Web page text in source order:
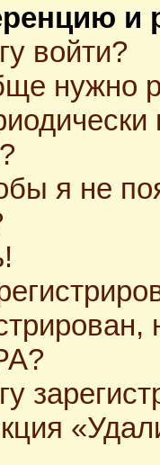
и
войти?
нужно
я не